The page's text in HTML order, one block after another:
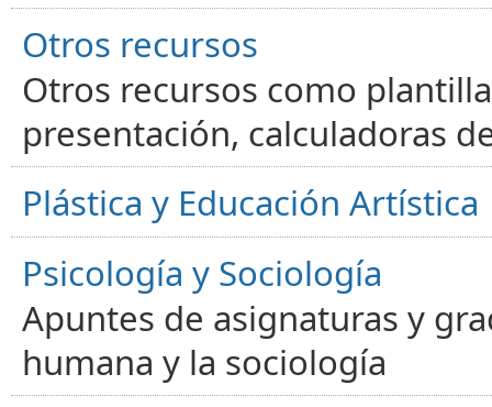
Otros recursos
Otros recursos como
presentación, calculadoras
Plástica y Educación Artística
Psicología y Sociología
Apuntes de asignaturas y
humana y la sociología